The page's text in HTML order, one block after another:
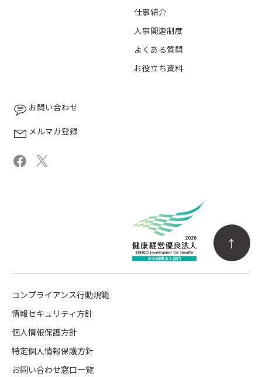
仕事紹介
人事関連制度
よくある質問
お役立ち資料
お問い合わせ
メルマガ登録
コンプライアンス行動規範
情報セキュリティ方針
個人情報保護方針
特定個人情報保護方針
お問い合わせ窓口一覧